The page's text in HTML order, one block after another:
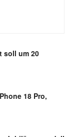
soll um 20
18 Pro,